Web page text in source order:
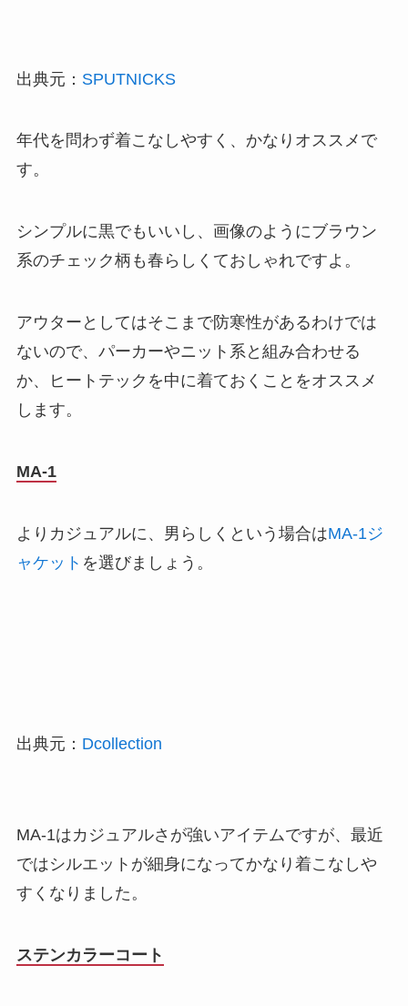
出典元： SPUTNICKS
年代を問わず着こなしやすく、かなりオススメで
す。
シンプルに黒でもいいし、画像のようにブラウン
系のチェック柄も春らしくておしゃれですよ。
アウターとしてはそこまで防寒性があるわけでは
ないので、パーカーやニット系と組み合わせる
か、ヒートテックを中に着ておくことをオススメ
します。
MA-1
よりカジュアルに、男らしくという場合はMA-1ジ
ャケット を選びましょう。
出典元： Dcollection
MA-1はカジュアルさが強いアイテムですが、最近
ではシルエットが細身になってかなり着こなしや
すくなりました。
ステンカラーコート